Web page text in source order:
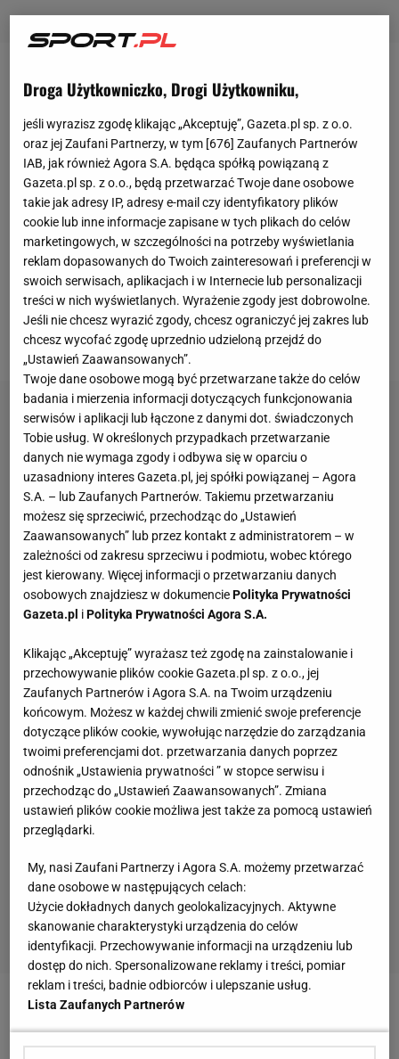
Derrick Rose był największą nadziejąkibiców
Efektownie grający rozgrywający miał poprowadzić
zespół do mistrzostwa NBA. W 2011 roku został
wybrany MVP sezonu zasadniczego, ale potem
zaczęły się problemy. W kwietniu 2012 roku
poważnie uszkodził kolano, stracił cały sezon
2012/2013. Powrót do zdrowia się przedłużał,
kolejnekontuzjeutrudniały powrót do dawnej formy.
W ostatnim sezonie Rose zagrał 66meczów,
najwięcej od pięciu lat.
Bulls poprzedni sezon zawalili. Pod wodzą nowego
Droga Użytkowniczko, Drogi Użytkowniku,
jeśli wyrazisz zgodę klikając „Akceptuję”, Gazeta.pl sp. z o.o.
oraz jej Zaufani Partnerzy, w tym [676] Zaufanych Partnerów
IAB, jak również Agora S.A. będąca spółką powiązaną z
Gazeta.pl sp. z o.o., będą przetwarzać Twoje dane osobowe
takie jak adresy IP, adresy e-mail czy identyfikatory plików
cookie lub inne informacje zapisane w tych plikach do celów
marketingowych, w szczególności na potrzeby wyświetlania
reklam dopasowanych do Twoich zainteresowań i preferencji w
swoich serwisach, aplikacjach i w Internecie lub personalizacji
treści w nich wyświetlanych. Wyrażenie zgody jest dobrowolne.
Jeśli nie chcesz wyrazić zgody, chcesz ograniczyć jej zakres lub
chcesz wycofać zgodę uprzednio udzieloną przejdź do
„Ustawień Zaawansowanych”.
Twoje dane osobowe mogą być przetwarzane także do celów
badania i mierzenia informacji dotyczących funkcjonowania
serwisów i aplikacji lub łączone z danymi dot. świadczonych
Tobie usług. W określonych przypadkach przetwarzanie
danych nie wymaga zgody i odbywa się w oparciu o
uzasadniony interes Gazeta.pl, jej spółki powiązanej – Agora
S.A. – lub Zaufanych Partnerów. Takiemu przetwarzaniu
możesz się sprzeciwić, przechodząc do „Ustawień
Zaawansowanych” lub przez kontakt z administratorem – w
zależności od zakresu sprzeciwu i podmiotu, wobec którego
jest kierowany. Więcej informacji o przetwarzaniu danych
osobowych znajdziesz w dokumenciePolityka Prywatności
Gazeta.pl iPolityka Prywatności Agora S.A.
Klikając „Akceptuję” wyrażasz też zgodę na zainstalowanie i
przechowywanie plików cookie Gazeta.pl sp. z o.o., jej
Zaufanych Partnerów i Agora S.A. na Twoim urządzeniu
końcowym. Możesz w każdej chwili zmienić swoje preferencje
dotyczące plików cookie, wywołując narzędzie do zarządzania
twoimi preferencjami dot. przetwarzania danych poprzez
odnośnik „Ustawienia prywatności ” w stopce serwisu i
przechodząc do „Ustawień Zaawansowanych”. Zmiana
ustawień plików cookie możliwa jest także za pomocą ustawień
przeglądarki.
My, nasi Zaufani Partnerzy i Agora S.A. możemy przetwarzać
dane osobowe w następujących celach:
Użycie dokładnych danych geolokalizacyjnych. Aktywne
skanowanie charakterystyki urządzenia do celów
identyfikacji. Przechowywanie informacji na urządzeniu lub
dostęp do nich. Spersonalizowane reklamy i treści, pomiar
reklam i treści, badnie odbiorców i ulepszanie usług.
Lista Zaufanych Partnerów